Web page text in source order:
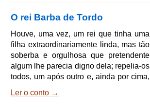
rapina, avistando-o, desceu voando,
agarrou-o com o bico e levou-o para o
alto da árvore. O guarda-florestal trepou
na árvore e foi buscá-lo, e pensava:
levá-lo-ás para
O rei Barba de Tordo
Houve, uma vez, um rei que tinha uma
filha extraordinariamente linda, mas tão
soberba e orgulhosa que pretendente
algum lhe parecia digno dela; repelia-os
todos, um após outro e, ainda por cima,
organizou uma grande festa e convidou,
Ler o conto →